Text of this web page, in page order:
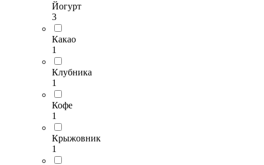
Йогурт
3
Какао
1
Клубника
1
Кофе
1
Крыжовник
1